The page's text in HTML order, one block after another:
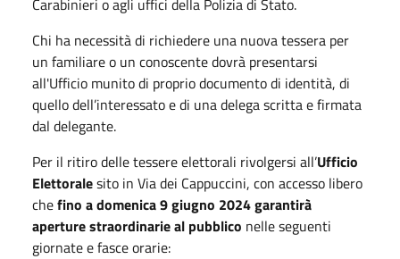
Chi ha necessità di richiedere una nuova tessera per
un familiare o un conoscente dovrà presentarsi
all'Ufficio munito di proprio documento di identità, di
quello dell’interessato e di una delega scritta e firmata
dal delegante.
Per il ritiro delle tessere elettorali rivolgersi all’Ufficio
Elettoralesito in Via dei Cappuccini, con accesso libero
chefino a domenica 9 giugno 2024 garantirà
aperture straordinarie al pubblico nelle seguenti
giornate e fasce orarie: